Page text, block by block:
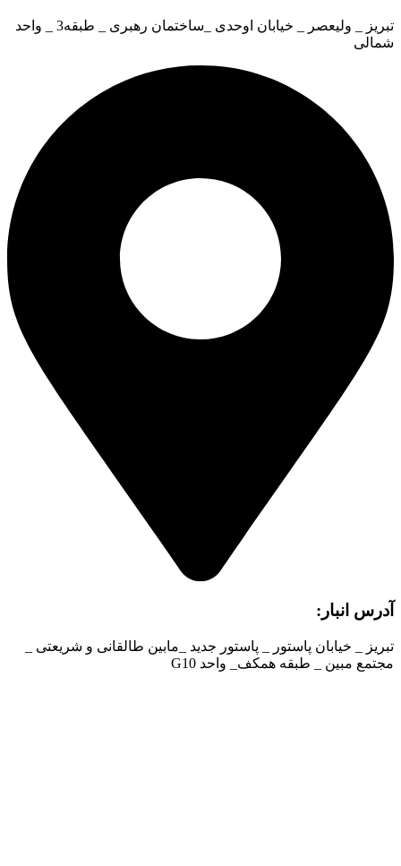
تبریز _ ولیعصر _ خیابان اوحدی _ساختمان رهبری _ طبقه3 _ واحد
شمالی
آدرس انبار:
تبریز _ خیابان پاستور _ پاستور جدید _مابین طالقانی و شریعتی _
مجتمع مبین _ طبقه همکف_ واحد G10